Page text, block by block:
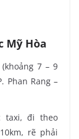
Mỹ Hòa
7 – 9
Phan Rang –
taxi, đi theo
rẽ phải